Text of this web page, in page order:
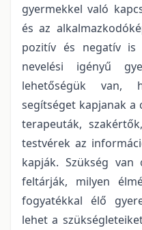
gyermekkel való
és az
pozitív és negatív
nevelési igényű
lehetőségük van,
segítséget kapjanak a
terapeuták,
testvérek az
kapják. Szükség van
feltárják, milyen
fogyatékkal élő
lehet a